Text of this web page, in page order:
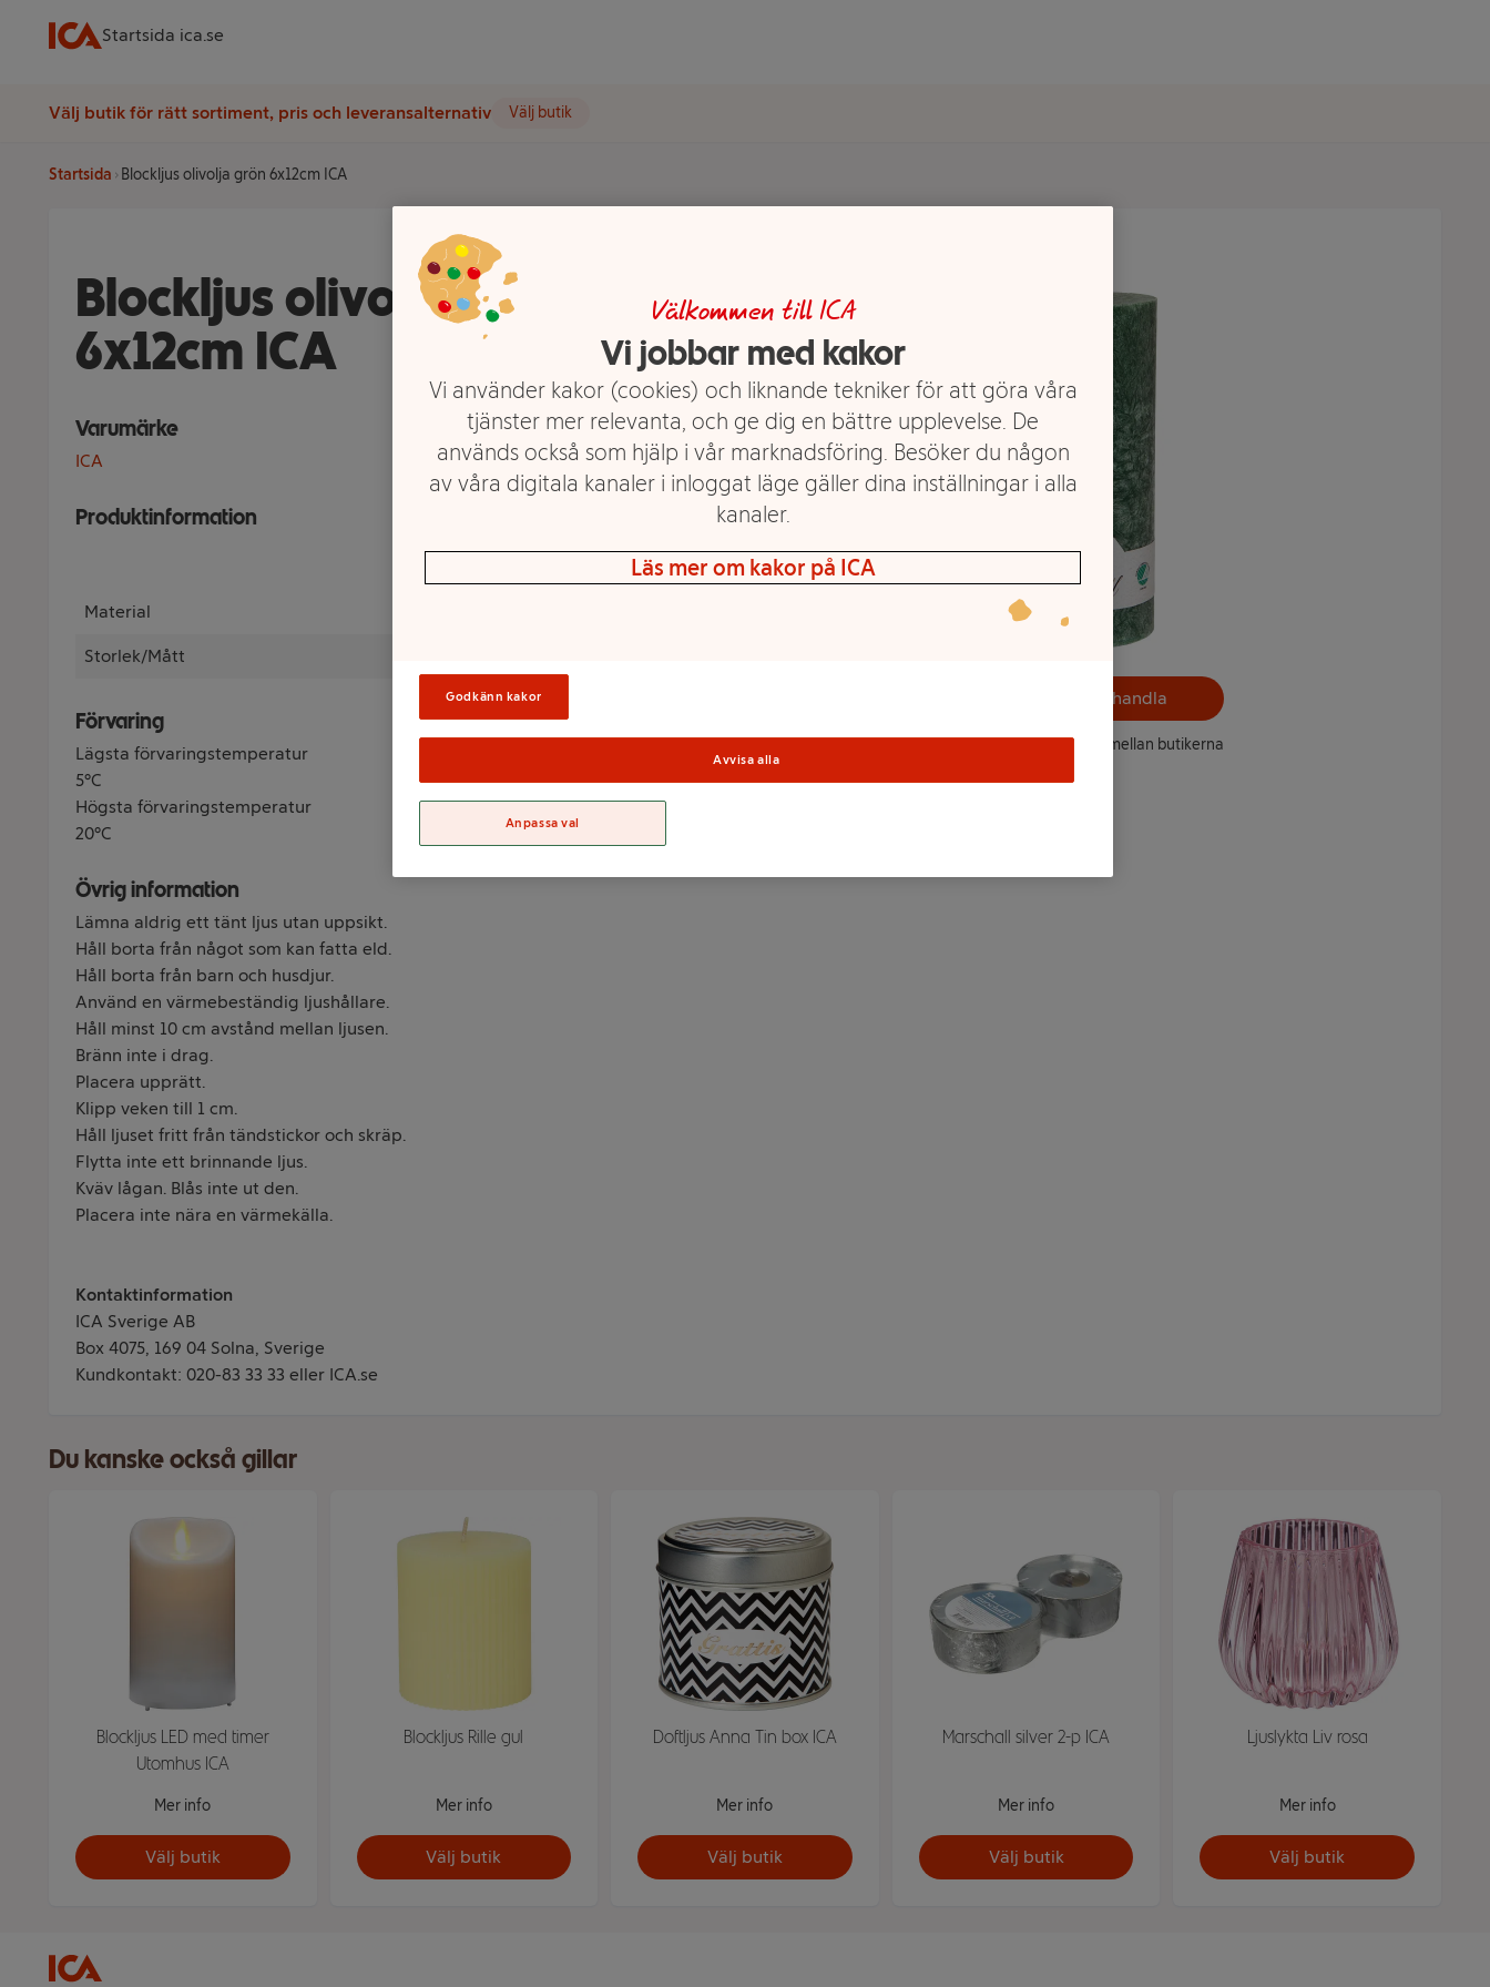
Startsida ica.se
Välj butik för rätt sortiment, pris och leveransalternativ Välj butik
Startsida Blockljus olivolja grön 6x12cm ICA
Blockljus olivolja grön
6x12cm ICA
Varumärke
ICA
Produktinformation
Material
Storlek/Mått
Förvaring
Lägsta förvaringstemperatur
5°C
Högsta förvaringstemperatur
20°C
Övrig information
Lämna aldrig ett tänt ljus utan uppsikt.
Håll borta från något som kan fatta eld.
Håll borta från barn och husdjur.
Använd en värmebeständig ljushållare.
Håll minst 10 cm avstånd mellan ljusen.
Bränn inte i drag.
Placera upprätt.
Klipp veken till 1 cm.
Håll ljuset fritt från tändstickor och skräp.
Flytta inte ett brinnande ljus.
Kväv lågan. Blås inte ut den.
Placera inte nära en värmekälla.
Kontaktinformation
ICA Sverige AB
Box 4075, 169 04 Solna, Sverige
Kundkontakt: 020-83 33 33 eller ICA.se
Välj butik och handla
Sortimentet kan variera mellan butikerna
Du kanske också gillar
Blockljus LED med timer
Utomhus ICA
Mer info
Välj butik
Blockljus Rille gul
Mer info
Välj butik
Doftljus Anna Tin box ICA
Mer info
Välj butik
Marschall silver 2-p ICA
Mer info
Välj butik
Ljuslykta Liv rosa
Mer info
Välj butik
Välkommen till ICA
Vi jobbar med kakor
Vi använder kakor (cookies) och liknande tekniker för att göra våra
tjänster mer relevanta, och ge dig en bättre upplevelse. De
används också som hjälp i vår marknadsföring. Besöker du någon
av våra digitala kanaler i inloggat läge gäller dina inställningar i alla
kanaler.
Läs mer om kakor på ICA
Godkänn kakor
Avvisa alla
Anpassa val